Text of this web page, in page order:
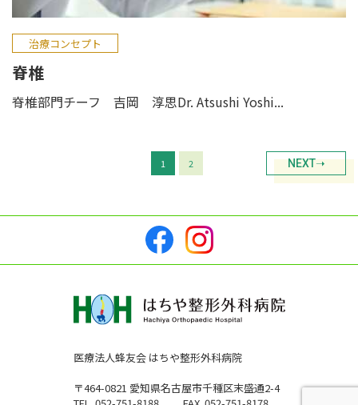
治療コンセプト
脊椎
脊椎部門チーフ 吉岡 淳思Dr. Atsushi Yoshi...
1 2 NEXT➝
医療法人蜂友会 はちや整形外科病院
〒464-0821 愛知県名古屋市千種区末盛通2-4